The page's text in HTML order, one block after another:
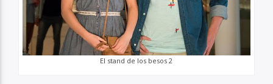
El stand de los besos 2